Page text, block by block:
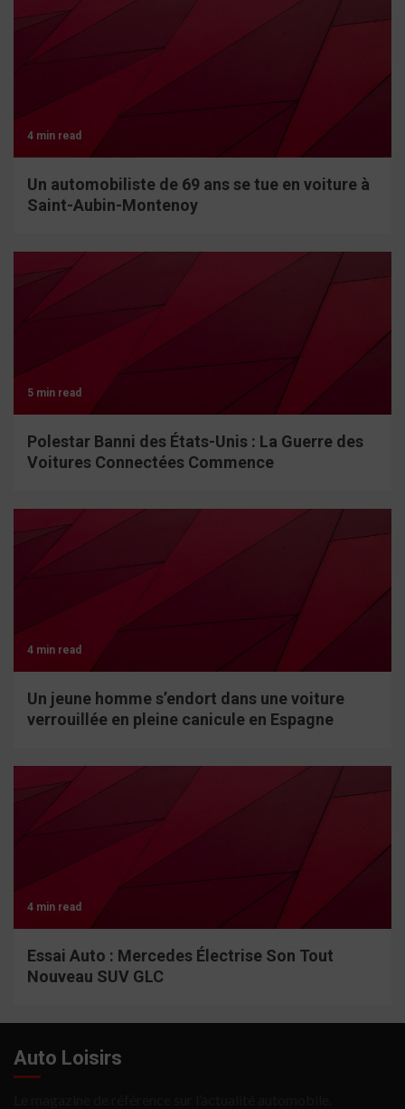
4 min read
Un automobiliste de 69 ans se tue en voiture à
Saint-Aubin-Montenoy
5 min read
Polestar Banni des États-Unis : La Guerre des
Voitures Connectées Commence
4 min read
Un jeune homme s’endort dans une voiture
verrouillée en pleine canicule en Espagne
4 min read
Essai Auto : Mercedes Électrise Son Tout
Nouveau SUV GLC
Auto Loisirs